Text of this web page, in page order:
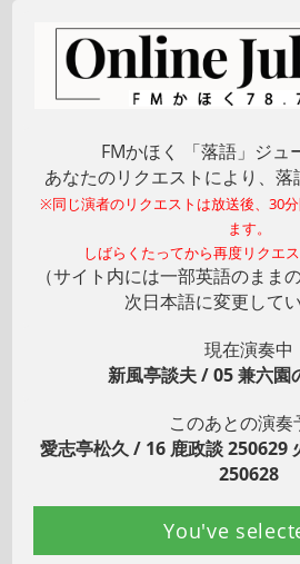
FMかほく 「落語」ジュ
あなたのリクエストにより、落
※同じ演者のリクエストは放送後、30
ます。
しばらくたってから再度リクエス
（サイト内には一部英語のまま
次日本語に変更して
現在演奏中
新風亭談夫 / 05 兼六園
このあとの演奏
愛志亭松久 / 16 鹿政談 250629
250628
You've